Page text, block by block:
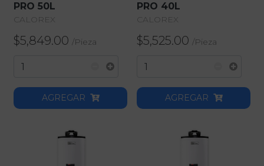
PRO 50L
CALOREX
$5,849.00 /Pieza
AGREGAR
PRO 40L
CALOREX
$5,525.00 /Pieza
AGREGAR